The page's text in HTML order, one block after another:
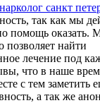
нарколог санкт
так как мы
помощь оказать.
позволяет найти
лечение под
что в наше
с тем заметить
а так же